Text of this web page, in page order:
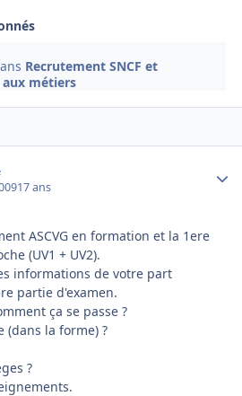
Recrutement SNCF et
métiers
17 ans
ASCVG en formation et la 1ere
(UV1 + UV2).
informations de votre part
partie d'examen.
ça se passe ?
(dans la forme) ?
?